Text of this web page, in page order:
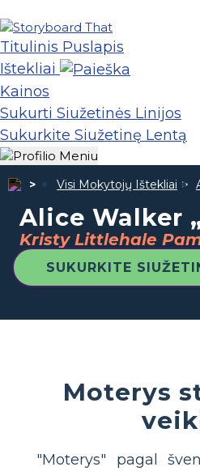
Titulinis Puslapis
Ištekliai
Kainos
Sukurti Siužetinės Linijos
Sukurkite Siužetinę Lentą
Visi Mokytojų Ištekliai
Alice Walker
Kristy Littlehale
SUKURKITE
Moterys
"Moterys" pagal